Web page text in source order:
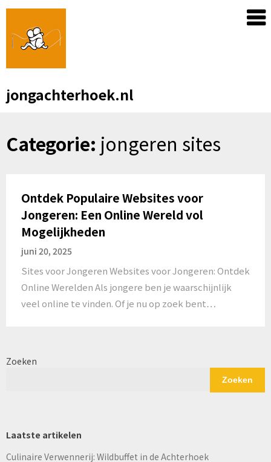
Skip
content
jongachterhoek.nl
Categorie: jongeren sites
Ontdek Populaire Websites voor
Jongeren: Een Online Wereld vol
Mogelijkheden
juni 20, 2025
Sites voor Jongeren Websites voor Jongeren: Ontdek
Online Werelden Als jongere ben je waarschijnlijk
veel online te vinden. Of je nu op zoek bent…
Zoeken
Zoeken
Laatste artikelen
Culinaire Verwennerij: Wildbuffet in de Achterhoek